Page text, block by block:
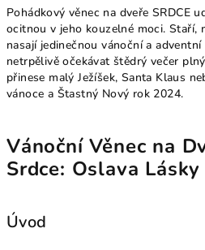
Pohádkový věnec na dveře SRDCE
ocitnou v jeho kouzelné moci. Staří,
nasají jedinečnou vánoční a
netrpělivě očekávat štědrý večer
přinese malý Ježíšek, Santa Klaus
vánoce a Štastný Nový rok 2024.
Vánoční Věnec na
Srdce: Oslava
Úvod